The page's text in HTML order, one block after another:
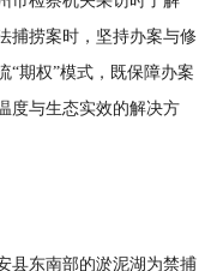
捕捞案时，坚持办案与修
“期权”模式，既保障办案
度与生态实效的解决方
县东南部的淤泥湖为禁捕